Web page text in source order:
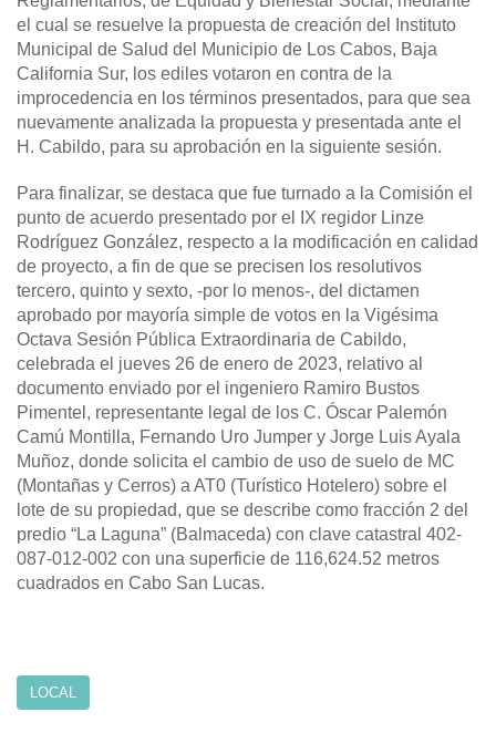
el cual se resuelve la propuesta de creación del Instituto
Municipal de Salud del Municipio de Los Cabos, Baja
California Sur, los ediles votaron en contra de la
improcedencia en los términos presentados, para que sea
nuevamente analizada la propuesta y presentada ante el
H. Cabildo, para su aprobación en la siguiente sesión.
Para finalizar, se destaca que fue turnado a la Comisión el
punto de acuerdo presentado por el IX regidor Linze
Rodríguez González, respecto a la modificación en calidad
de proyecto, a fin de que se precisen los resolutivos
tercero, quinto y sexto, -por lo menos-, del dictamen
aprobado por mayoría simple de votos en la Vigésima
Octava Sesión Pública Extraordinaria de Cabildo,
celebrada el jueves 26 de enero de 2023, relativo al
documento enviado por el ingeniero Ramiro Bustos
Pimentel, representante legal de los C. Óscar Palemón
Camú Montilla, Fernando Uro Jumper y Jorge Luis Ayala
Muñoz, donde solicita el cambio de uso de suelo de MC
(Montañas y Cerros) a AT0 (Turístico Hotelero) sobre el
lote de su propiedad, que se describe como fracción 2 del
predio “La Laguna” (Balmaceda) con clave catastral 402-
087-012-002 con una superficie de 116,624.52 metros
cuadrados en Cabo San Lucas.
LOCAL